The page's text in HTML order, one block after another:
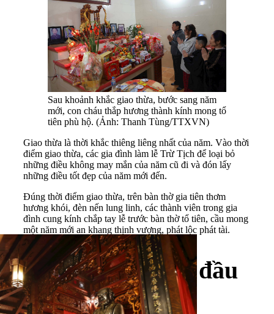
Sau khoảnh khắc giao thừa, bước sang năm
mới, con cháu thắp hương thành kính mong tổ
tiên phù hộ. (Ảnh: Thanh Tùng/TTXVN)
Giao thừa là thời khắc thiêng liêng nhất của năm. Vào thời
điểm giao thừa, các gia đình làm lễ Trừ Tịch để loại bỏ
những điều không may mắn của năm cũ đi và đón lấy
những điều tốt đẹp của năm mới đến.
Đúng thời điểm giao thừa, trên bàn thờ gia tiên thơm
hương khói, đèn nến lung linh, các thành viên trong gia
đình cung kính chắp tay lễ trước bàn thờ tổ tiên, cầu mong
một năm mới an khang thịnh vượng, phát lộc phát tài.
Du xuân, hái lộc đầu
năm